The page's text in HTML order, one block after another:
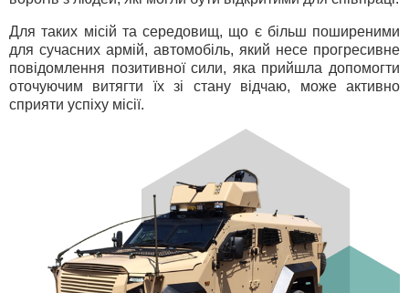
Для таких місій та середовищ, що є більш поширеними
для сучасних армій, автомобіль, який несе прогресивне
повідомлення позитивної сили, яка прийшла допомогти
оточуючим витягти їх зі стану відчаю, може активно
сприяти успіху місії.